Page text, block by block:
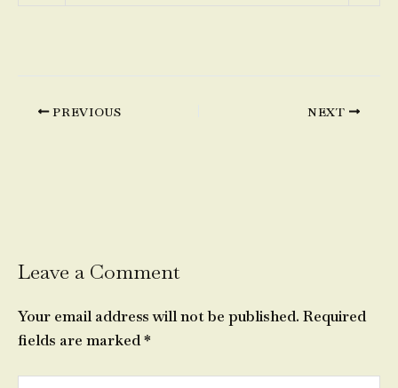
PREVIOUS NEXT
Leave a Comment
Your email address will not be published. Required
fields are marked*